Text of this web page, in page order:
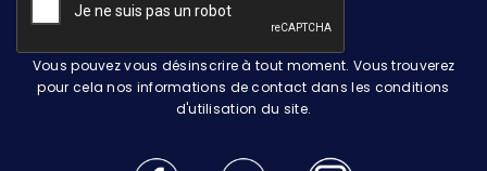
Vous pouvez vous désinscrire à tout moment. Vous trouverez
pour cela nos informations de contact dans les conditions
d'utilisation du site.